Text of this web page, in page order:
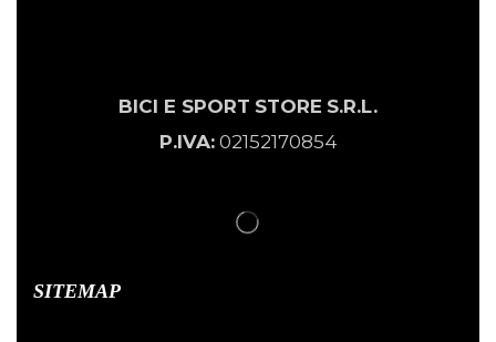
BICI E SPORT STORE S.R.L.
P.IVA:02152170854
SITEMAP